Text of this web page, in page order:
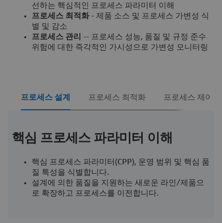
선하는 핵심적인 프로세스 파라미터 이해
프로세스 최적화- 제품 소스 및 프로세스 가변성 식
별 및 감소
프로세스 관리
-- 프로세스 성능, 품질 및 규정 준수
위험에 대한 즉각적인 가시성으로 가변성 모니터링
프로세스 설계 프로세스 최적화 프로세스 제어
핵심 프로세스 파라미터 이해
핵심 프로세스 파라미터(CPP), 운영 범위 및 핵심 품
질 특성을 식별합니다.
설계에 의한 품질을 지원하는 새로운 라인/제품으
로 확장하고 프로세스를 이전합니다.